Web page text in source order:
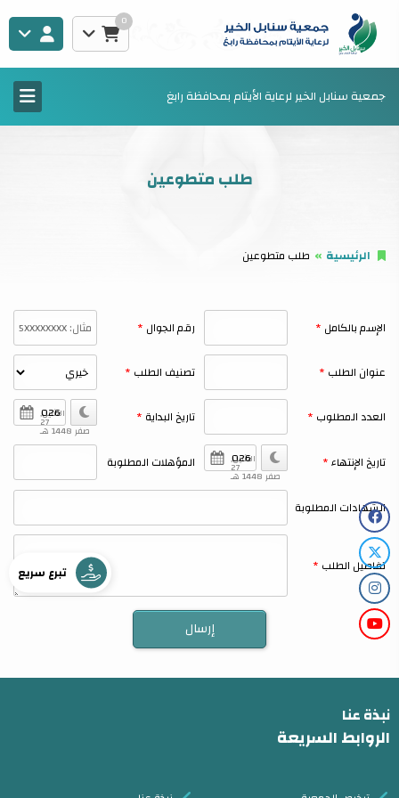
0
جمعية سنابل الخير لرعاية الأيتام بمحافظة رابغ
طلب متطوعين
الرئيسية طلب متطوعين
الإسم بالكامل رقم الجوال
عنوان الطلب تصنيف الطلب
العدد المطلوب تاريخ البداية الاثنين,
27
صفر 1448 هـ
تاريخ الإنتهاء الاثنين,
27
صفر 1448 هـ
المؤهلات المطلوبة
الشهادات المطلوبة
تفاصيل الطلب
نبذة عنا
الروابط السريعة
تبرع سريع